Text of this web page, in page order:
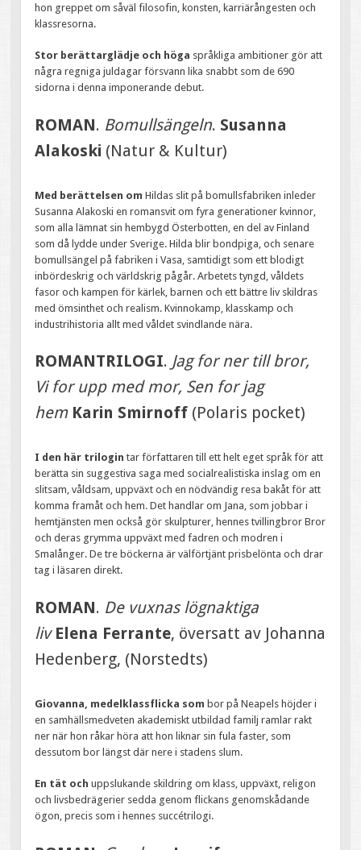
hon greppet om såväl filosofin, konsten, karriärångesten och
klassresorna.
Stor berättarglädje och höga språkliga ambitioner gör att
några regniga juldagar försvann lika snabbt som de 690
sidorna i denna imponerande debut.
ROMAN. Bomullsängeln. Susanna
Alakoski (Natur & Kultur)
Med berättelsen om Hildas slit på bomullsfabriken inleder
Susanna Alakoski en romansvit om fyra generationer kvinnor,
som alla lämnat sin hembygd Österbotten, en del av Finland
som då lydde under Sverige. Hilda blir bondpiga, och senare
bomullsängel på fabriken i Vasa, samtidigt som ett blodigt
inbördeskrig och världskrig pågår. Arbetets tyngd, våldets
fasor och kampen för kärlek, barnen och ett bättre liv skildras
med ömsinthet och realism. Kvinnokamp, klasskamp och
industrihistoria allt med våldet svindlande nära.
ROMANTRILOGI. Jag for ner till bror,
Vi for upp med mor, Sen for jag
hem Karin Smirnoff (Polaris pocket)
I den här trilogin tar författaren till ett helt eget språk för att
berätta sin suggestiva saga med socialrealistiska inslag om en
slitsam, våldsam, uppväxt och en nödvändig resa bakåt för att
komma framåt och hem. Det handlar om Jana, som jobbar i
hemtjänsten men också gör skulpturer, hennes tvillingbror Bror
och deras grymma uppväxt med fadren och modren i
Smalånger. De tre böckerna är välförtjänt prisbelönta och drar
tag i läsaren direkt.
ROMAN. De vuxnas lögnaktiga
liv Elena Ferrante, översatt av Johanna
Hedenberg, (Norstedts)
Giovanna, medelklassflicka som bor på Neapels höjder i
en samhällsmedveten akademiskt utbildad familj ramlar rakt
ner när hon råkar höra att hon liknar sin fula faster, som
dessutom bor längst där nere i stadens slum.
En tät ochuppslukande skildring om klass, uppväxt, religon
och livsbedrägerier sedda genom flickans genomskådande
ögon, precis som i hennes succétrilogi.